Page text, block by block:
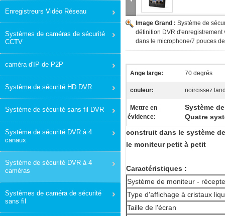
Enregistreurs Vidéo Réseau
Systèmes de caméras de sécurité
CCTV
caméra d'IP de P2P
Système de sécurité HD DVR
Système de sécurité sans fil DVR
Système de sécurité DVR à 4
canaux
Système de sécurité DVR à 4
caméras
Systèmes de caméra de sécurité
sans fil
Image Grand : Système de
définition DVR
dans le microphone/7 pouces
Ange large: 70 degrés
couleur: noircissez
Mettre en
évidence:
Système
Quatre
construit dans le système
le moniteur petit à petit
Caractéristiques :
Système de moniteur -
Type d'affichage à cristaux
Taille de l'écran